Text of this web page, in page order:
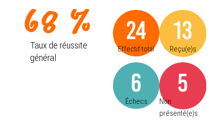
Taux de réussite
général
68 %
Effectif total
24
Reçu(e)s
13
Échecs
6
Non
présenté(e)s
5